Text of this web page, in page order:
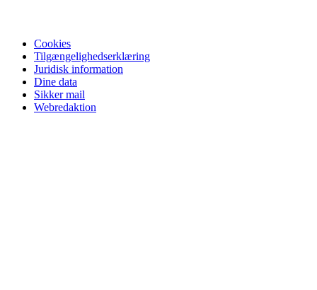
Cookies
Tilgængelighedserklæring
Juridisk information
Dine data
Sikker mail
Webredaktion